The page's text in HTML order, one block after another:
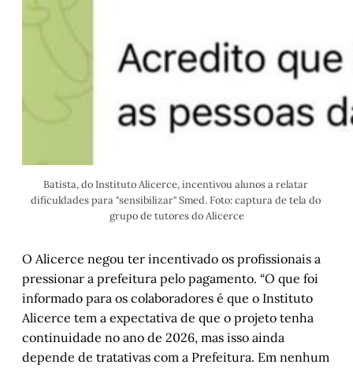
Batista, do Instituto Alicerce, incentivou alunos a relatar
dificuldades para "sensibilizar" Smed. Foto: captura de tela do
grupo de tutores do Alicerce
O Alicerce negou ter incentivado os profissionais a
pressionar a prefeitura pelo pagamento. “O que foi
informado para os colaboradores é que o Instituto
Alicerce tem a expectativa de que o projeto tenha
continuidade no ano de 2026, mas isso ainda
depende de tratativas com a Prefeitura. Em nenhum